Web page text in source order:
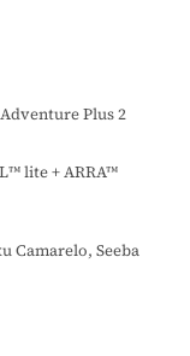
Plus 2
lite + ARRA™
Camarelo, Seeba